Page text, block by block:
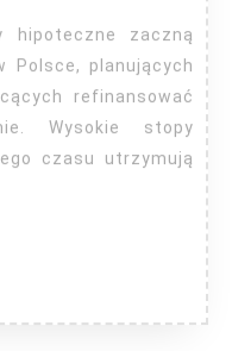
Polsce, planujących
refinansować
Wysokie stopy
czasu utrzymują